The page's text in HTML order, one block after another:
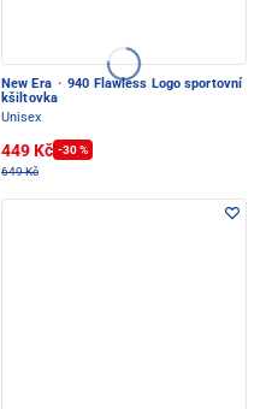
New Era · 940 Flawless Logo sportovní
kšiltovka
Unisex
449 Kč -30 %
649 Kč